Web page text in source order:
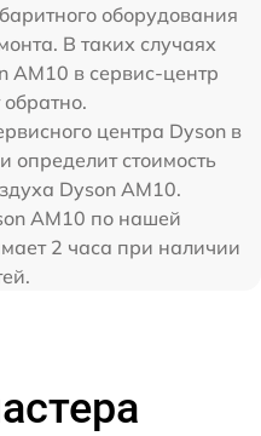
оборудования
В таких случаях
AM10 в сервис-центр
центра Dyson в
определит стоимость
Dyson AM10.
AM10 по нашей
2 часа при наличии